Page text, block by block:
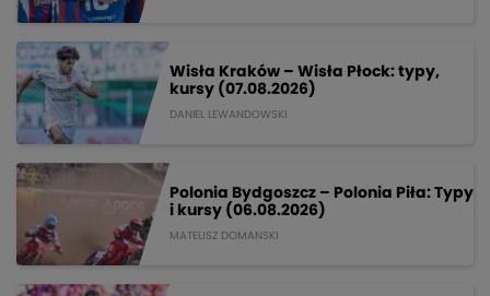
Wisła Kraków – Wisła Płock: typy,
kursy (07.08.2026)
DANIEL LEWANDOWSKI
Polonia Bydgoszcz – Polonia Piła: Typy
i kursy (06.08.2026)
MATEUSZ DOMANSKI